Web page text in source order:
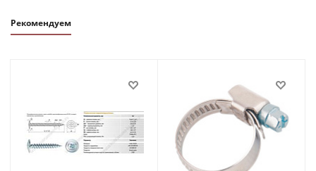
Рекомендуем